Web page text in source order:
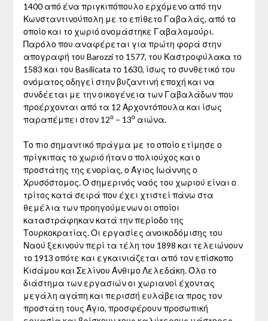
1400 από ένα πριγκιπόπουλο ερχόμενο από την
Κωνσταντινούπολη με το επίθετο Γαβαλάς, από το
οποίο και το χωριό ονομάστηκε Γαβαλομούρι.
Παρόλο που αναφέρεται για πρώτη φορά στην
απογραφή του Barozzi το 1577, του Καστροφύλακα το
1583 και του Basilicata το 1630, ίσως το συνθετικό του
ονόματος οδηγεί στην βυζαντινή εποχή και να
συνδέεται με την οικογένεια των Γαβαλάδων που
προέρχονται από τα 12 Αρχοντόπουλα και ίσως
παραπέμπει στον 12ο– 13οαιώνα.
Το πιο σημαντικό πράγμα με το οποίο ετίμησε ο
πρίγκιπας το χωριό ήταν ο πολιούχος και ο
προστάτης της ενορίας, ο Άγιος Ιωάννης ο
Χρυσόστομος. Ο σημερινός ναός του χωριού είναι ο
τρίτος κατά σειρά που έχει χτιστεί πάνω στα
θεμέλια των προηγούμενων οι οποίοι
καταστράφηκαν κατά την περίοδο της
Τουρκοκρατίας. Οι εργασίες ανοικοδόμισης του
Ναού ξεκινούν περί τα τέλη του 1898 και τελειώνουν
το 1913 οπότε και εγκαινιάζεται από τον επίσκοπο
Κισάμου και Σελίνου Άνθιμο Λελεδάκη. Όλο το
διάστημα των εργασιών οι χωριανοί έχοντας
μεγάλη αγάπη και περισσή ευλάβεια προς τον
προστάτη τους Άγιο, προσφέρουν προσωπική